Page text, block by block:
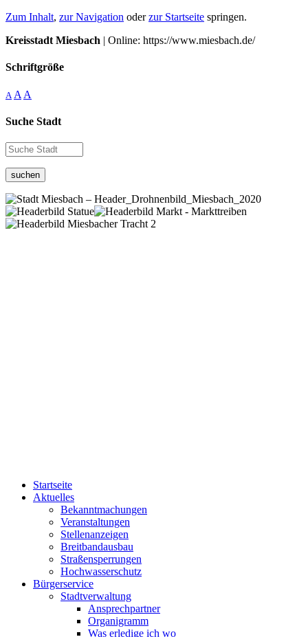
Zum Inhalt, zur Navigation oderzur Startseite springen.
Kreisstadt Miesbach | Online: https://www.miesbach.de/
Schriftgröße
A A A
Suche Stadt
suchen
Startseite
Aktuelles
Bekanntmachungen
Veranstaltungen
Stellenanzeigen
Breitbandausbau
Straßensperrungen
Hochwasserschutz
Bürgerservice
Stadtverwaltung
Ansprechpartner
Organigramm
Was erledige ich wo